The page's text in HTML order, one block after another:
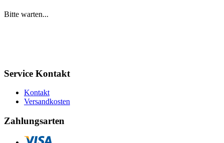
Bitte warten...
Service Kontakt
Kontakt
Versandkosten
Zahlungsarten